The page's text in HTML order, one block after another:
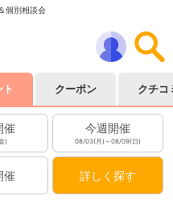
個別相談会
ト クーポン クチコ
催
)
今週開催
08/03(月)～08/09(日)
催 詳しく探す